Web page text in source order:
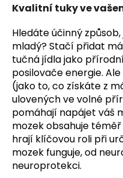
Kvalitní tuky ve
Hledáte účinný
mladý? Stačí přidat
tučná jídla jako
posilovače energie.
(jako to, co získáte z
ulovených ve volné
pomáhají napájet váš
mozek obsahuje
hrají klíčovou roli při
mozek funguje, od
neuroprotekci.